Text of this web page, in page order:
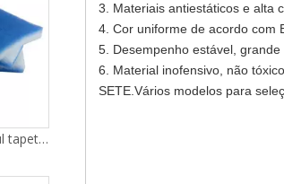
G3 G4 personalizado cor azul tapetes de filtro de algodão material de filtro de ar primário de mídia
3. Materiais antiestáticos e alta
4. Cor uniforme de acordo com
5. Desempenho estável,
6. Material inofensivo, não
SETE.Vários modelos para